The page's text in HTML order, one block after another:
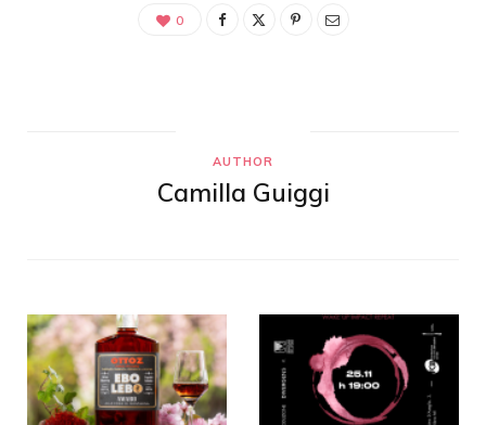
0
AUTHOR
Camilla Guiggi